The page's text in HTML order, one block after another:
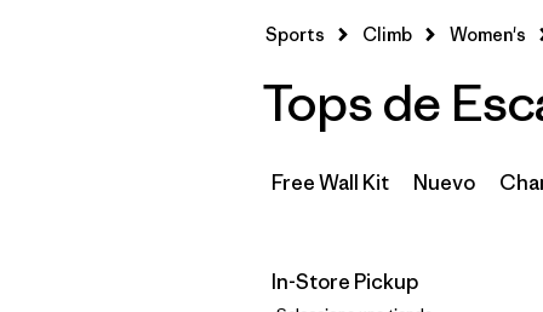
Sports Climb Women's
Tops de
Free Wall Kit Nuevo
In-Store Pickup